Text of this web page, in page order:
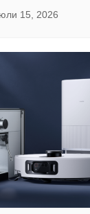
юли 15, 2026